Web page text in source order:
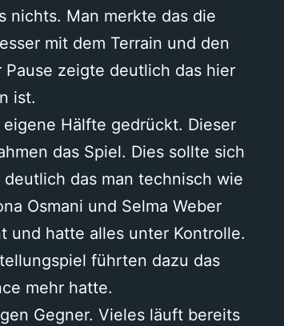
nichts. Man merkte das die
mit dem Terrain und den
zeigte deutlich das hier
ist.
Hälfte gedrückt. Dieser
das Spiel. Dies sollte sich
das man technisch wie
Osmani und Selma Weber
und hatte alles unter Kontrolle.
führten dazu das
mehr hatte.
Gegner. Vieles läuft bereits